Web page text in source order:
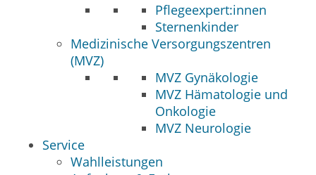
Pflegeexpert:innen
Sternenkinder
Medizinische Versorgungszentren
(MVZ)
MVZ Gynäkologie
MVZ Hämatologie und
Onkologie
MVZ Neurologie
Service
Wahlleistungen